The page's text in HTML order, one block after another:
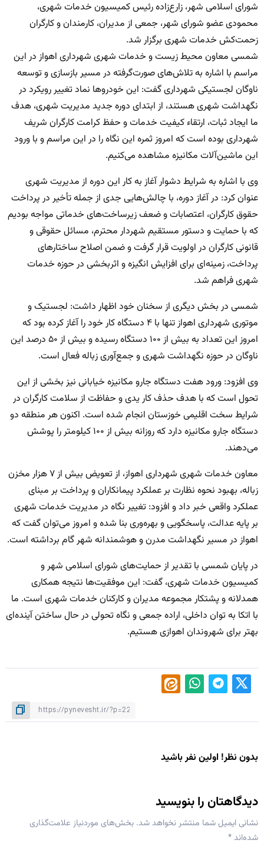
شورای اسلامی شهر، زارع‌زاده رئیس کمیسیون خدمات شهری،
محمودی عضو شورای شهر، جمعی از مدیران، کارمندان و کارگران
زحمت‌کش خدمات شهری برگزار شد.
شمسی معاون محیط زیست و خدمات شهری شهرداری اهواز در این
مراسم با اشاره به تلاش‌های صورت‌گرفته در مسیر بازسازی و توسعه
ناوگان لجستیکی شهرداری گفت: این خودروها نماد تغییر رویکرد در
نگهداشت شهری هستند، از ابتدای دوره جدید مدیریت شهری، هدف
ما ایجاد ثبات، ارتقاء کیفیت خدمات و حفظ کرامت کارگران شریف
شهرداری بوده است که امروز ثمره این نگاه را در این مراسم و با ورود
این ماشین‌آلات مکانیزه مشاهده می‌کنیم.
وی با اشاره به شرایط دشوار آغاز به کار این دوره از مدیریت شهری
عنوان کرد: در آغاز دوره، با چالش‌هایی جدی از جمله تأخیر در پرداخت
حقوق کارگران، اعتصابات و ضعف زیرساخت‌های خدماتی مواجه بودیم
که با حمایت و دستور مستقیم شهردار محترم، مسائل حقوقی و
قانونی کارگران در اولویت قرار گرفت و ضمن اصلاح ساختارهای
پرداخت، زمینه‌ای برای افزایش انگیزه و اثربخشی در حوزه خدمات
شهری فراهم شد.
شمسی در بخش دیگری از سخنان خود اظهار داشت: لجستیک و
موتوری شهرداری اهواز تنها با ۴ دستگاه کار خود را آغاز کرده بود که
امروز این تعداد به بیش از ۱۰۰ دستگاه رسیده و بیش از ۵۰ درصد این
ناوگان در حوزه نگهداشت شهری و جمع‌آوری زباله فعال است.
وی افزود: ورود هفت دستگاه جارو مکانیزه خیابانی نیز بخشی از این
تحول است که با هدف حذف کار یدی و حفاظت از سلامت کارگران در
شرایط سخت اقلیمی خوزستان انجام شده است. اکنون هر منطقه دو
دستگاه جارو مکانیزه دارد که روزانه بیش از ۱۰۰ کیلومتر را پوشش
می‌دهند.
معاون خدمات شهری شهرداری اهواز، از تعویض بیش از ۷ هزار مخزن
زباله، بهبود نحوه نظارت بر عملکرد پیمانکاران و پرداخت بر مبنای
عملکرد واقعی خبر داد و افزود: تغییر نگاه در مدیریت خدمات شهری
بر پایه عدالت، پاسخگویی و بهره‌وری بنا شده و امروز می‌توان گفت که
اهواز در مسیر نگهداشت مدرن و هوشمندانه شهر گام برداشته است.
در پایان شمسی با تقدیر از حمایت‌های شورای اسلامی شهر و
کمیسیون خدمات شهری، گفت: این موفقیت‌ها نتیجه همکاری
همدلانه و پشتکار مجموعه مدیران و کارکنان خدمات شهری است. ما
با اتکا به توان داخلی، اراده جمعی و نگاه تحولی در حال ساختن آینده‌ای
بهتر برای شهروندان اهوازی هستیم.
بدون نظر! اولین نفر باشید
دیدگاهتان را بنویسید
نشانی ایمیل شما منتشر نخواهد شد. بخش‌های موردنیاز علامت‌گذاری
شده‌اند*